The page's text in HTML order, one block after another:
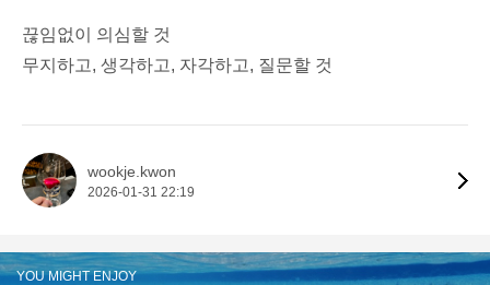
끊임없이 의심할 것
무지하고, 생각하고, 자각하고, 질문할 것
wookje.kwon
2026-01-31 22:19
YOU MIGHT ENJOY